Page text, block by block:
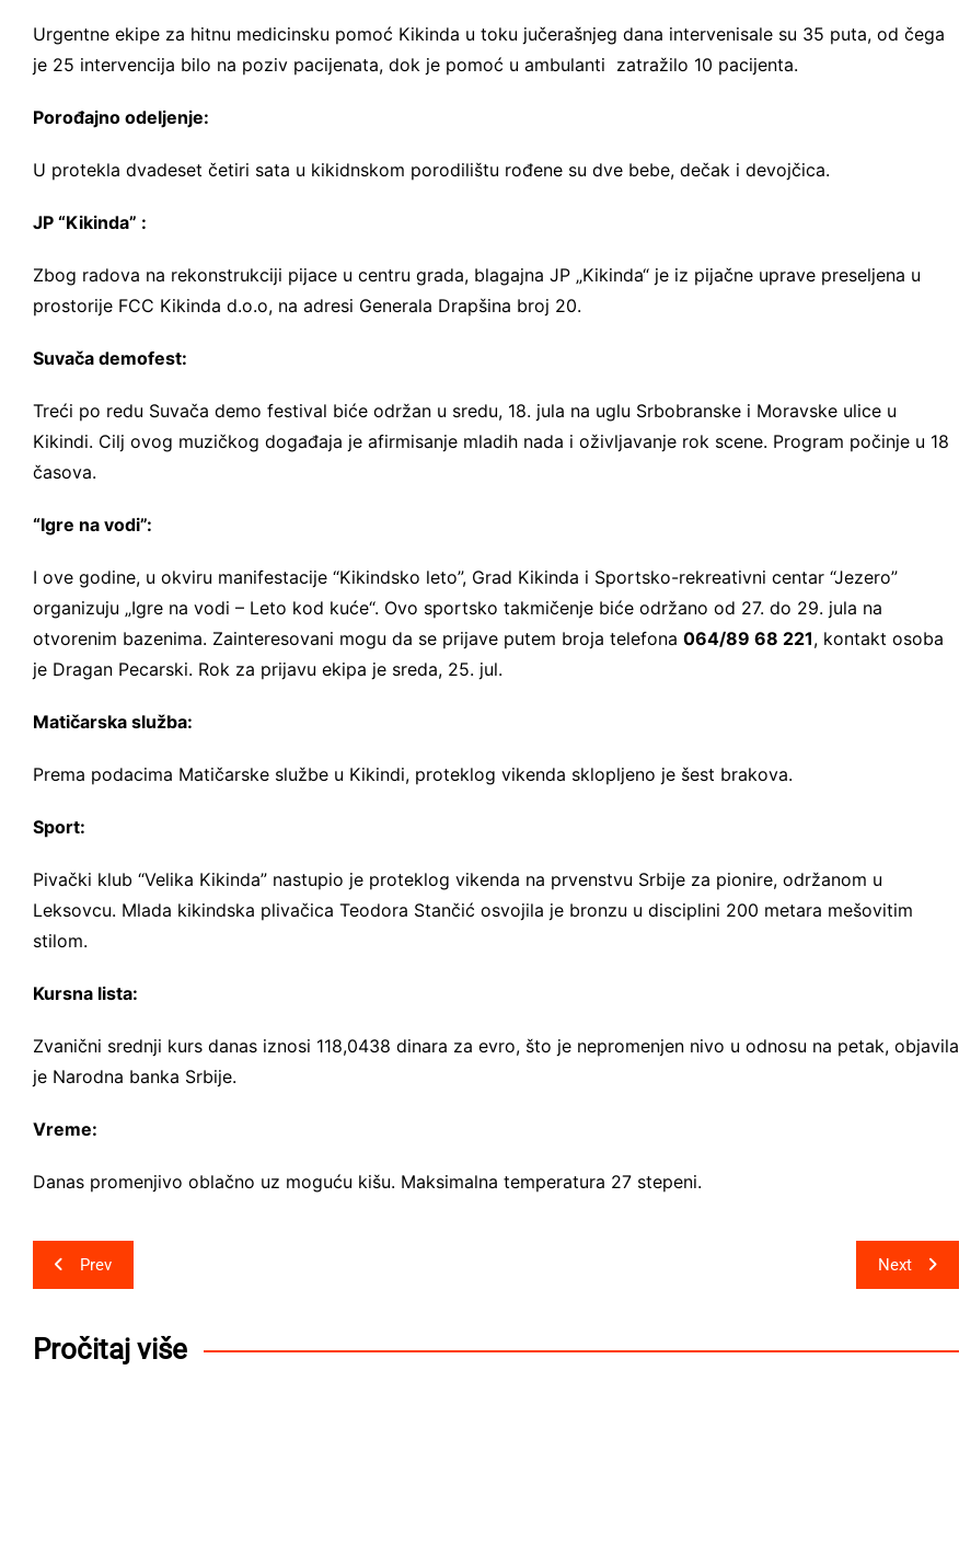
Urgentne ekipe za hitnu medicinsku pomoć Kikinda u toku jučerašnjeg dana intervenisale su 35 puta, od čega
je 25 intervencija bilo na poziv pacijenata, dok je pomoć u ambulanti zatražilo 10 pacijenta.
Porođajno odeljenje:
U protekla dvadeset četiri sata u kikidnskom porodilištu rođene su dve bebe, dečak i devojčica.
JP “Kikinda” :
Zbog radova na rekonstrukciji pijace u centru grada, blagajna JP „Kikinda“ je iz pijačne uprave preseljena u
prostorije FCC Kikinda d.o.o, na adresi Generala Drapšina broj 20.
Suvača demofest:
Treći po redu Suvača demo festival biće održan u sredu, 18. jula na uglu Srbobranske i Moravske ulice u
Kikindi. Cilj ovog muzičkog događaja je afirmisanje mladih nada i oživljavanje rok scene. Program počinje u 18
časova.
“Igre na vodi”:
I ove godine, u okviru manifestacije “Kikindsko leto”, Grad Kikinda i Sportsko-rekreativni centar “Jezero”
organizuju „Igre na vodi – Leto kod kuće“. Ovo sportsko takmičenje biće održano od 27. do 29. jula na
otvorenim bazenima. Zainteresovani mogu da se prijave putem broja telefona 064/89 68 221, kontakt osoba
je Dragan Pecarski. Rok za prijavu ekipa je sreda, 25. jul.
Matičarska služba:
Prema podacima Matičarske službe u Kikindi, proteklog vikenda sklopljeno je šest brakova.
Sport:
Pivački klub “Velika Kikinda” nastupio je proteklog vikenda na prvenstvu Srbije za pionire, održanom u
Leksovcu. Mlada kikindska plivačica Teodora Stančić osvojila je bronzu u disciplini 200 metara mešovitim
stilom.
Kursna lista:
Zvanični srednji kurs danas iznosi 118,0438 dinara za evro, što je nepromenjen nivo u odnosu na petak, objavila
je Narodna banka Srbije.
Vreme:
Danas promenjivo oblačno uz moguću kišu. Maksimalna temperatura 27 stepeni.
Post
navigation
Prev Next
Pročitaj više